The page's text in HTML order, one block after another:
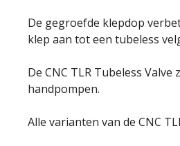
De gegroefde klepdop
klep aan tot een tubeless
De CNC TLR Tubeless
handpompen.
Alle varianten van de CNC